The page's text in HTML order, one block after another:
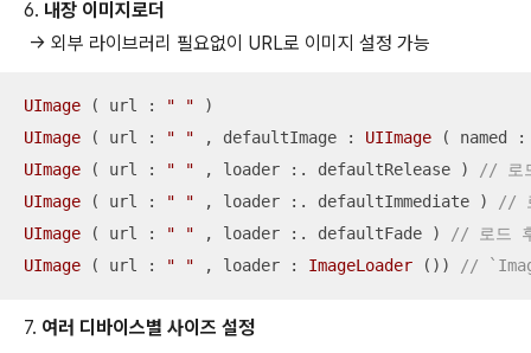
6. 내장 이미지로더
-> 외부 라이브러리 필요없이 URL로 이미지 설정 가능
UImage ( url : " "
UImage ( url : " " , defaultImage : UIImage ( named
UImage ( url : " " , loader :. defaultRelease )
// 로
UImage ( url : " " , loader :. defaultImmediate )
//
UImage ( url : " " , loader :. defaultFade )
// 로드
UImage ( url : " " , loader : ImageLoader ()) //
7. 여러 디바이스별 사이즈 설정